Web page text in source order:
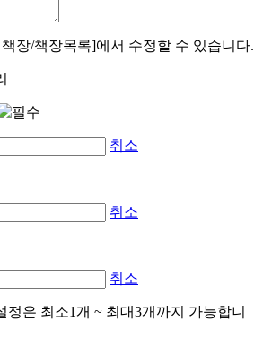
장/책장목록]에서 수정할 수 있습니다.
취소
취소
취소
정은 최소1개 ~ 최대3개까지 가능합니